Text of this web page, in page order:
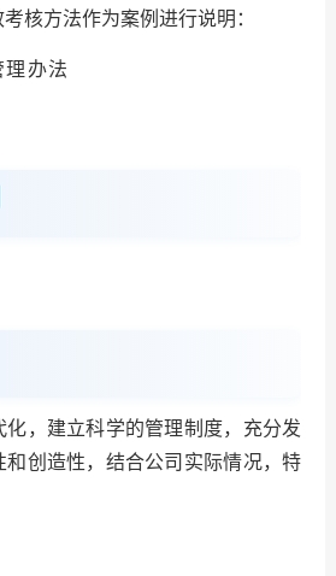
核方法作为案例进行说明：
办法
化，建立科学的管理制度，充分发
和创造性，结合公司实际情况，特